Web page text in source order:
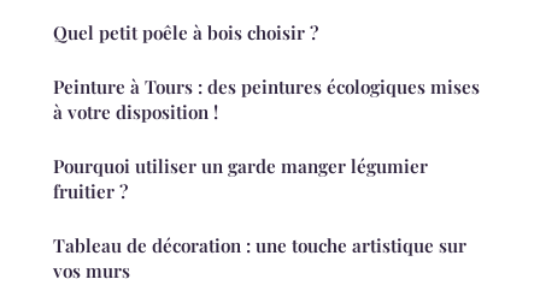
Quel petit poêle à bois choisir ?
Peinture à Tours : des peintures écologiques mises
à votre disposition !
Pourquoi utiliser un garde manger légumier
fruitier ?
Tableau de décoration : une touche artistique sur
vos murs